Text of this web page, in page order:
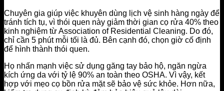
Chuyên gia giúp việc khuyên dùng lịch vệ sinh hàng ngày để
tránh tích tụ, vì thói quen này giảm thời gian cọ rửa 40% theo
kinh nghiệm từ Association of Residential Cleaning. Do đó,
chỉ cần 5 phút mỗi tối là đủ. Bên cạnh đó, chọn giờ cố định
để hình thành thói quen.
Họ nhấn mạnh việc sử dụng găng tay bảo hộ, ngăn ngừa
kích ứng da với tỷ lệ 90% an toàn theo OSHA. Vì vậy, kết
hợp với mẹo cọ bồn rửa mặt sẽ bảo vệ sức khỏe. Hơn nữa,